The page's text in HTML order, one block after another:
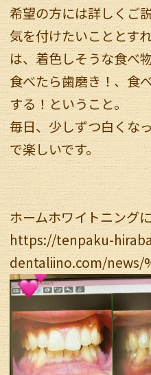
希望の方には詳しくご
気を付けたいこととす
は、着色しそうな食べ
食べたら歯磨き！、食
する！ということ。
毎日、少しずつ白くな
で楽しいです。
ホームホワイトニング
https://tenpaku-
dentaliino.com/news/